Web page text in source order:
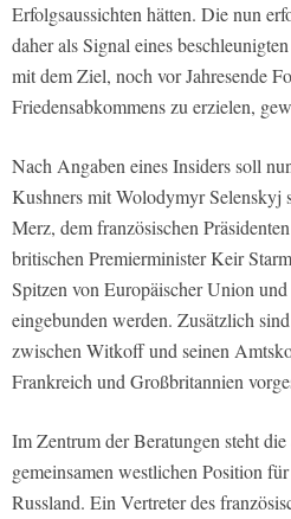
Erfolgsaussichten hätten. Die nun
daher als Signal eines
mit dem Ziel, noch vor Jahresende
Friedensabkommens zu erzielen,
Nach Angaben eines Insiders soll
Kushners mit Wolodymyr Selenskyj
Merz, dem französischen
britischen Premierminister Keir
Spitzen von Europäischer Union
eingebunden werden. Zusätzlich
zwischen Witkoff und seinen
Frankreich und Großbritannien
Im Zentrum der Beratungen steht
gemeinsamen westlichen Position
Russland. Ein Vertreter des